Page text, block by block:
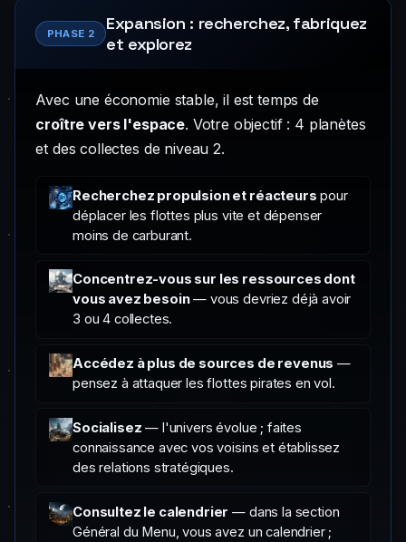
PHASE 2
Expansion : recherchez, fabriquez
et explorez
Avec une économie stable, il est temps de
croître vers l'espace. Votre objectif : 4 planètes
et des collectes de niveau 2.
Recherchez propulsion et réacteurs pour
déplacer les flottes plus vite et dépenser
moins de carburant.
Concentrez-vous sur les ressources dont
vous avez besoin— vous devriez déjà avoir
3 ou 4 collectes.
Accédez à plus de sources de revenus —
pensez à attaquer les flottes pirates en vol.
Socialisez — l'univers évolue ; faites
connaissance avec vos voisins et établissez
des relations stratégiques.
Consultez le calendrier — dans la section
Général du Menu, vous avez un calendrier ;